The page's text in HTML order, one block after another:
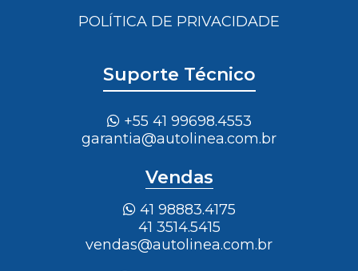
POLÍTICA DE PRIVACIDADE
Suporte Técnico
+55 41 99698.4553
garantia@autolinea.com.br
Vendas
41 98883.4175
41 3514.5415
vendas@autolinea.com.br